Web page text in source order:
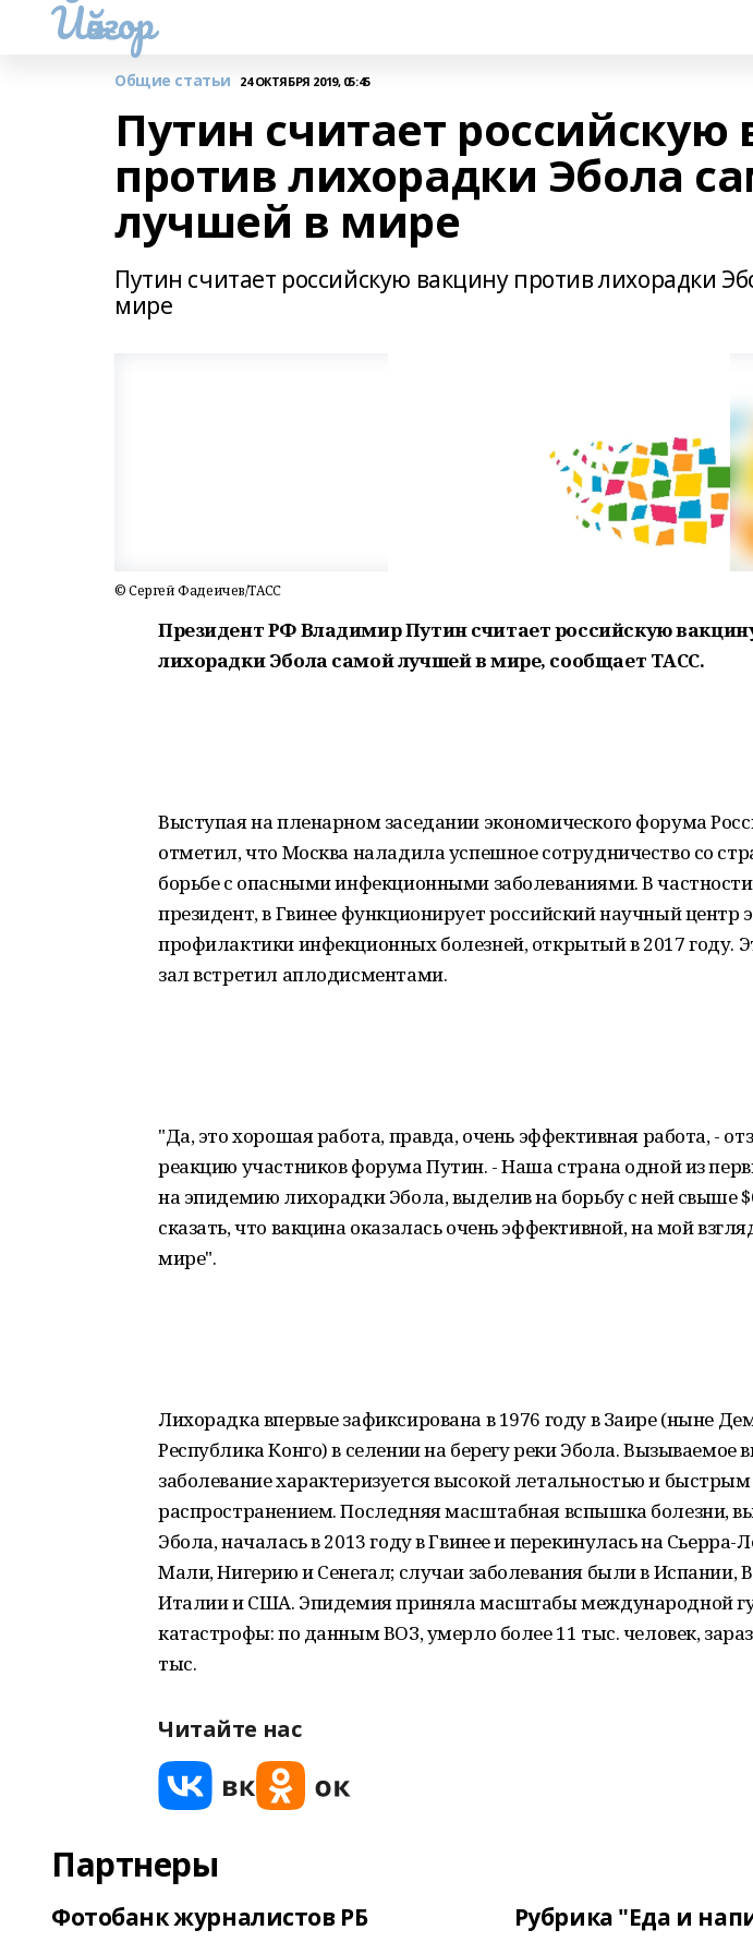
Йәйғор
Общие статьи 24 ОКТЯБРЯ 2019, 05:45
Путин считает российскую
против лихорадки Эбола
лучшей в мире
Путин считает российскую вакцину против лихорадки
мире
© Сергей Фадеичев/ТАСC
Президент РФ Владимир Путин считает российскую
лихорадки Эбола самой лучшей в мире, сообщает ТАСС.
Выступая на пленарном заседании экономического форума
отметил, что Москва наладила успешное сотрудничество со
борьбе с опасными инфекционными заболеваниями. В
президент, в Гвинее функционирует российский научный центр
профилактики инфекционных болезней, открытый в 2017 году.
зал встретил аплодисментами.
"Да, это хорошая работа, правда, очень эффективная работа, -
реакцию участников форума Путин. - Наша страна одной из
на эпидемию лихорадки Эбола, выделив на борьбу с ней свыше
сказать, что вакцина оказалась очень эффективной, на мой
мире".
Лихорадка впервые зафиксирована в 1976 году в Заире (ныне
Республика Конго) в селении на берегу реки Эбола. Вызываемое
заболевание характеризуется высокой летальностью и быстрым
распространением. Последняя масштабная вспышка болезни,
Эбола, началась в 2013 году в Гвинее и перекинулась на Сьерра-
Мали, Нигерию и Сенегал; случаи заболевания были в Испании,
Италии и США. Эпидемия приняла масштабы международной
катастрофы: по данным ВОЗ, умерло более 11 тыс. человек,
тыс.
Читайте нас
Партнеры
Фотобанк журналистов РБ Рубрика "Еда и